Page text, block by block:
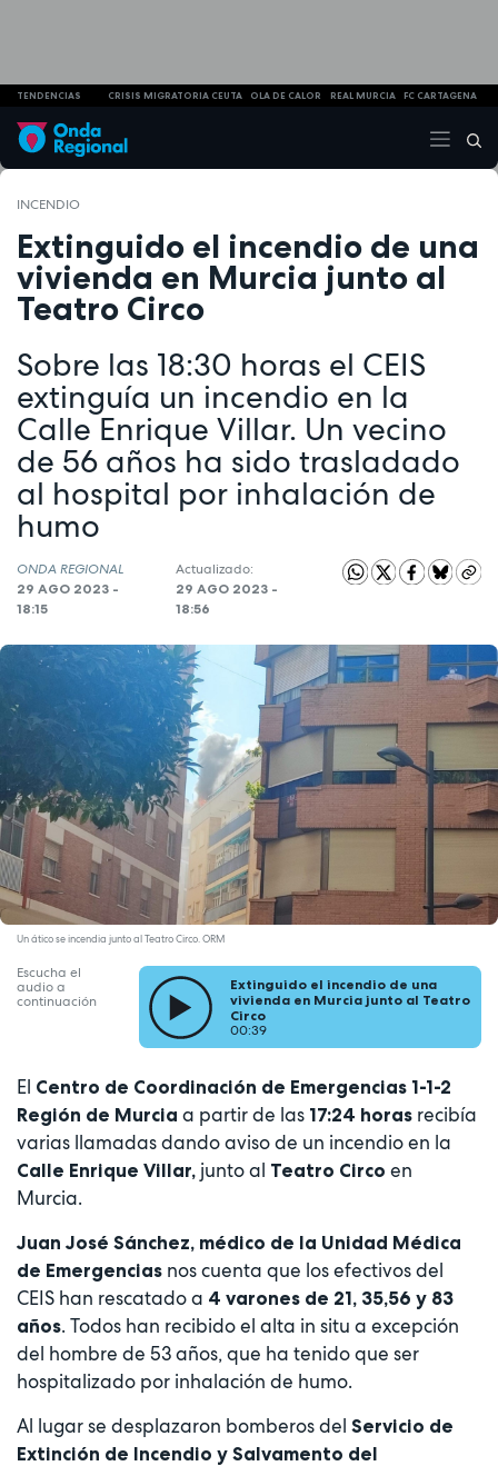
TENDENCIAS CRISIS MIGRATORIA CEUTA OLA DE CALOR REAL MURCIA FC CARTAGENA
INCENDIO
Extinguido el incendio de una
vivienda en Murcia junto al
Teatro Circo
Sobre las 18:30 horas el CEIS
extinguía un incendio en la
Calle Enrique Villar. Un vecino
de 56 años ha sido trasladado
al hospital por inhalación de
humo
ONDA REGIONAL
29 AGO 2023 -
18:15
Actualizado:
29 AGO 2023 -
18:56
Un ático se incendia junto al Teatro Circo. ORM
Escucha el
audio a
continuación
Extinguido el incendio de una
vivienda en Murcia junto al Teatro
Circo
00:39
El Centro de Coordinación de Emergencias 1-1-2
Región de Murcia a partir de las 17:24 horas recibía
varias llamadas dando aviso de un incendio en la
Calle Enrique Villar, junto al Teatro Circo en
Murcia.
Juan José Sánchez, médico de la Unidad Médica
de Emergencias nos cuenta que los efectivos del
CEIS han rescatado a 4 varones de 21, 35,56 y 83
años. Todos han recibido el alta in situ a excepción
del hombre de 53 años, que ha tenido que ser
hospitalizado por inhalación de humo.
Al lugar se desplazaron bomberos del Servicio de
Extinción de Incendio y Salvamento del